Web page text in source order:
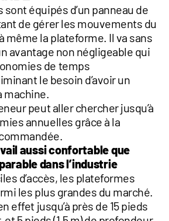
équipés d’un panneau de
de gérer les mouvements du
à même la plateforme . Il va sans
avantage non négligeable qui
de temps
le besoin d’avoir un
machine.
peut aller chercherjusqu’à
annuelles grâce à la
aussi confortable que
dans l’industrie
d’accès, les plateformes
les plus grandes du marché.
effet jusqu’à près de 15 pieds